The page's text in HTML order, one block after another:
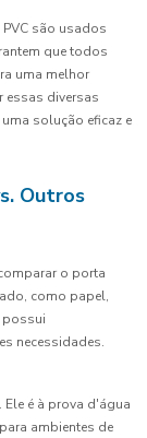
são usados
que todos
uma melhor
essas diversas
solução eficaz e
Outros
o porta
como papel,
possui
necessidades.
é à prova d'água
ambientes de